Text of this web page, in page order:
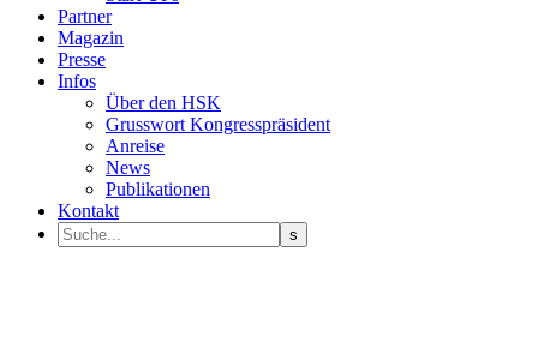
Partner
Magazin
Presse
Infos
Über den HSK
Grusswort Kongresspräsident
Anreise
News
Publikationen
Kontakt